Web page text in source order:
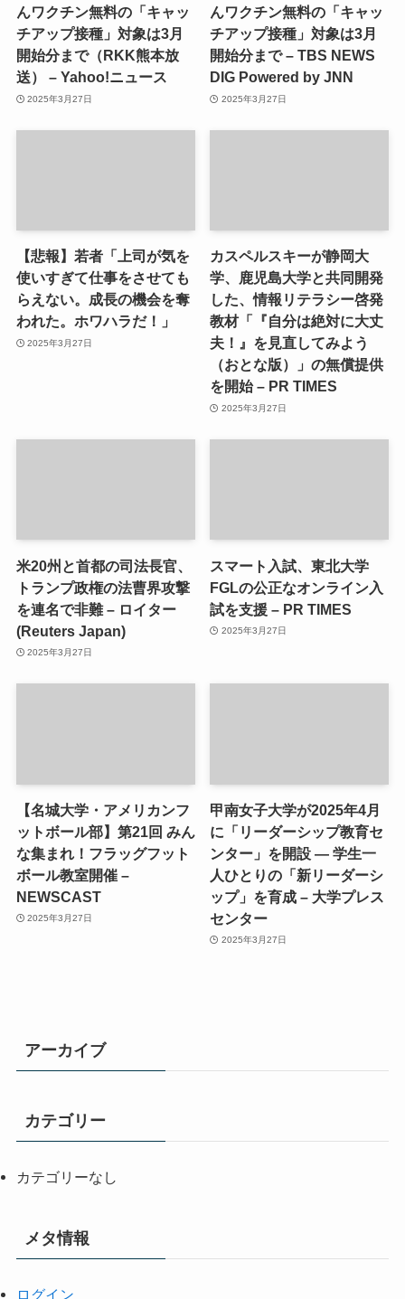
んワクチン無料の「キャッ
チアップ接種」対象は3月
開始分まで（RKK熊本放
送） – Yahoo!ニュース
2025年3月27日
んワクチン無料の「キャッ
チアップ接種」対象は3月
開始分まで – TBS NEWS
DIG Powered by JNN
2025年3月27日
【悲報】若者「上司が気を
使いすぎて仕事をさせても
らえない。成長の機会を奪
われた。ホワハラだ！」
2025年3月27日
カスペルスキーが静岡大
学、鹿児島大学と共同開発
した、情報リテラシー啓発
教材「『自分は絶対に大丈
夫！』を見直してみよう
（おとな版）」の無償提供
を開始 – PR TIMES
2025年3月27日
米20州と首都の司法長官、
トランプ政権の法曹界攻撃
を連名で非難 – ロイター
(Reuters Japan)
2025年3月27日
スマート入試、東北大学
FGLの公正なオンライン入
試を支援 – PR TIMES
2025年3月27日
【名城大学・アメリカンフ
ットボール部】第21回 みん
な集まれ！フラッグフット
ボール教室開催 –
NEWSCAST
2025年3月27日
甲南女子大学が2025年4月
に「リーダーシップ教育セ
ンター」を開設 ― 学生一
人ひとりの「新リーダーシ
ップ」を育成 – 大学プレス
センター
2025年3月27日
アーカイブ
カテゴリー
カテゴリーなし
メタ情報
ログイン